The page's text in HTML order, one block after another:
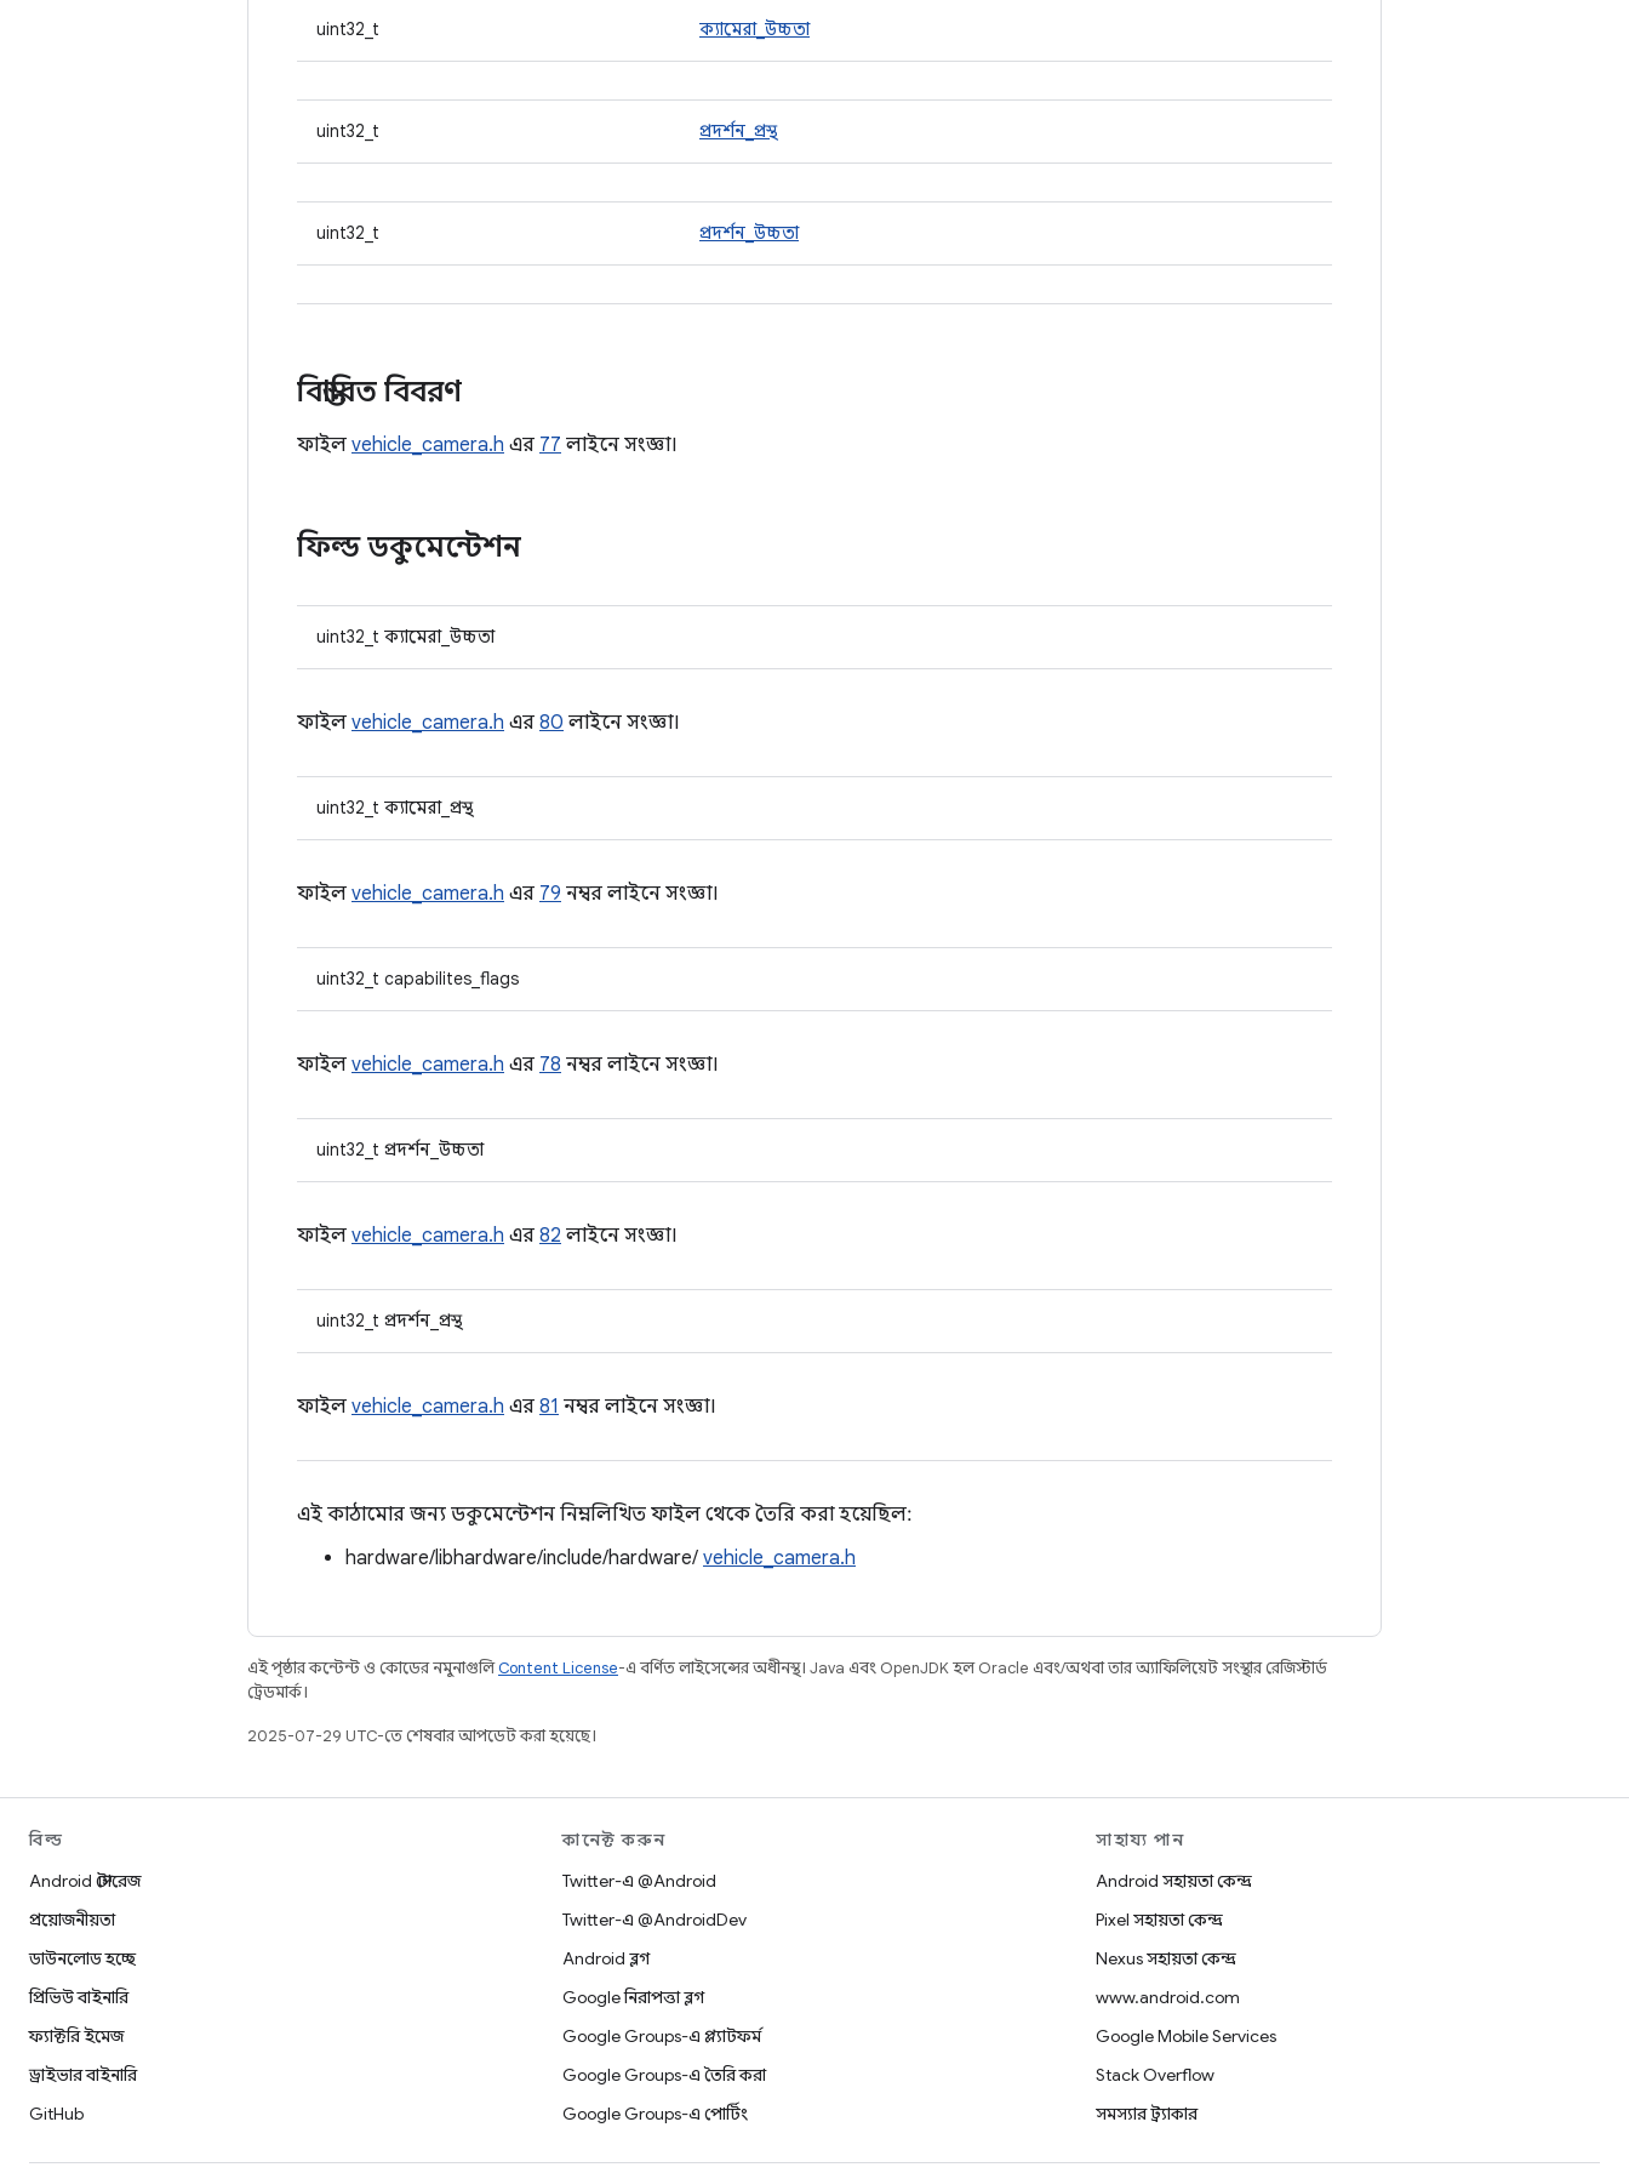
uint32_t ক্যামেরা_উচ্চতা
uint32_t প্রদর্শন_প্রস্থ
uint32_t প্রদর্শন_উচ্চতা
বিস্তারিত বিবরণ
ফাইল vehicle_camera.h এর 77 লাইনে সংজ্ঞা।
ফিল্ড ডকুমেন্টেশন
uint32_t ক্যামেরা_উচ্চতা
ফাইল vehicle_camera.h এর 80 লাইনে সংজ্ঞা।
uint32_t ক্যামেরা_প্রস্থ
ফাইল vehicle_camera.h এর 79 নম্বর লাইনে সংজ্ঞা।
uint32_t capabilites_flags
ফাইল vehicle_camera.h এর 78 নম্বর লাইনে সংজ্ঞা।
uint32_t প্রদর্শন_উচ্চতা
ফাইল vehicle_camera.h এর 82 লাইনে সংজ্ঞা।
uint32_t প্রদর্শন_প্রস্থ
ফাইল vehicle_camera.h এর 81 নম্বর লাইনে সংজ্ঞা।
এই কাঠামোর জন্য ডকুমেন্টেশন নিম্নলিখিত ফাইল থেকে তৈরি করা হয়েছিল:
hardware/libhardware/include/hardware/ vehicle_camera.h
এই পৃষ্ঠার কন্টেন্ট ও কোডের নমুনাগুলিContent License-এ বর্ণিত লাইসেন্সের অধীনস্থ। Java এবং OpenJDK হল Oracle এবং/অথবা তার অ্যাফিলিয়েট সংস্থার রেজিস্টার্ড
ট্রেডমার্ক।
2025-07-29 UTC-তে শেষবার আপডেট করা হয়েছে।
বিল্ড
Android স্টোরেজ
প্রয়োজনীয়তা
ডাউনলোড হচ্ছে
প্রিভিউ বাইনারি
ফ্যাক্টরি ইমেজ
ড্রাইভার বাইনারি
GitHub
কানেক্ট করুন
Twitter-এ @Android
Twitter-এ @AndroidDev
Android ব্লগ
Google নিরাপত্তা ব্লগ
Google Groups-এ প্ল্যাটফর্ম
Google Groups-এ তৈরি করা
Google Groups-এ পোর্টিং
সাহায্য পান
Android সহায়তা কেন্দ্র
Pixel সহায়তা কেন্দ্র
Nexus সহায়তা কেন্দ্র
www.android.com
Google Mobile Services
Stack Overflow
সমস্যার ট্র্যাকার